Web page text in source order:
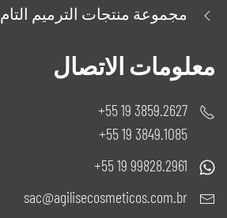
مجموعة منتجات الترميم التام
معلومات الاتصال
3859.2627 19 55+
3849.1085 19 55+
99828.2961 19 55+
sac@agilisecosmeticos.com.br